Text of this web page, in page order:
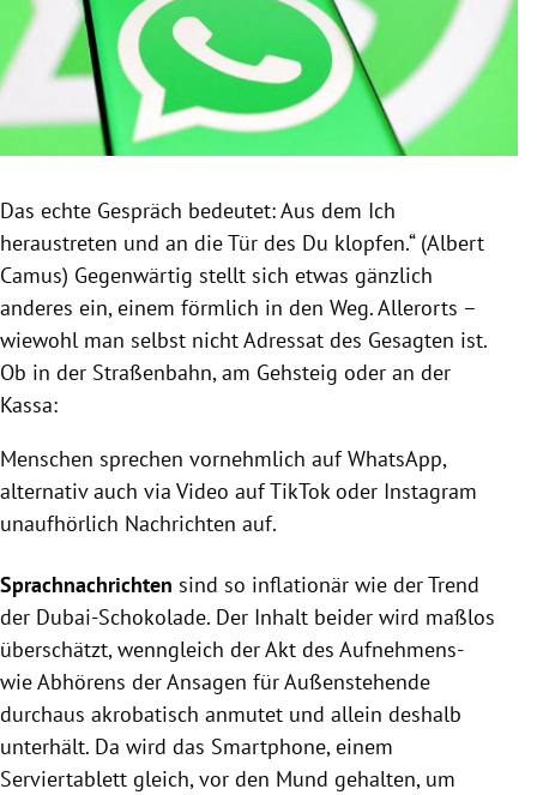
Untermenü
Untermenü
Untermenü
Untermenü
Das echte Gespräch bedeutet: Aus dem Ich
heraustreten und an die Tür des Du klopfen.“ (Albert
Camus) Gegenwärtig stellt sich etwas gänzlich
anderes ein, einem förmlich in den Weg. Allerorts –
wiewohl man selbst nicht Adressat des Gesagten ist.
Ob in der Straßenbahn, am Gehsteig oder an der
Kassa:
Menschen sprechen vornehmlich auf WhatsApp,
alternativ auch via Video auf TikTok oder Instagram
unaufhörlich Nachrichten auf.
Sprachnachrichten sind so inflationär wie der Trend
der Dubai-Schokolade. Der Inhalt beider wird maßlos
überschätzt, wenngleich der Akt des Aufnehmens-
wie Abhörens der Ansagen für Außenstehende
durchaus akrobatisch anmutet und allein deshalb
unterhält. Da wird das Smartphone, einem
Serviertablett gleich, vor den Mund gehalten, um